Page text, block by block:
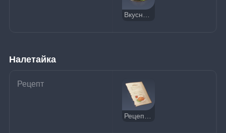
Вкусный ягодный мидзу мандзю
Налетайка
Рецепт